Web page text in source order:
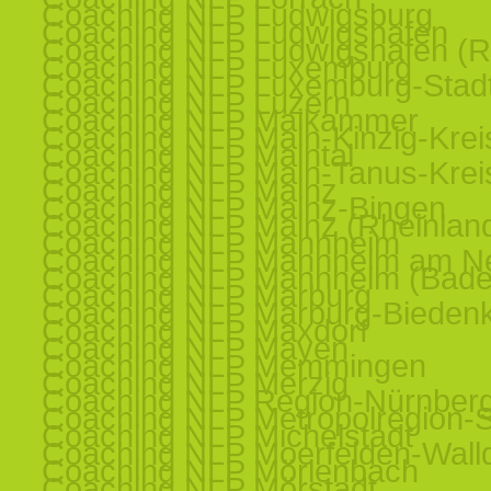
Coaching NLP Ludwigsburg
Coaching NLP Ludwigshafen
Coaching NLP Ludwigshafen
Coaching NLP Luxemburg
Coaching NLP Luxemburg-
Coaching NLP Luzern
Coaching NLP Maikammer
Coaching NLP Main-Kinzig-
Coaching NLP Maintal
Coaching NLP Main-Tanus-
Coaching NLP Mainz
Coaching NLP Mainz-Bingen
Coaching NLP Mainz
Coaching NLP Mannheim
Coaching NLP Mannheim am
Coaching NLP Mannheim
Coaching NLP Marburg
Coaching NLP Marburg-
Coaching NLP Maxdorf
Coaching NLP Mayen
Coaching NLP Memmingen
Coaching NLP Merzig
Coaching NLP Region-
Coaching NLP Metropolregion-
Coaching NLP Michelstadt
Coaching NLP Moerfelden-
Coaching NLP Mörlenbach